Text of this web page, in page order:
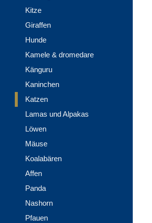
Kitze
Giraffen
Hunde
Kamele & dromedare
Känguru
Kaninchen
Katzen
Lamas und Alpakas
Löwen
Mäuse
Koalabären
Affen
Panda
Nashorn
Pfauen